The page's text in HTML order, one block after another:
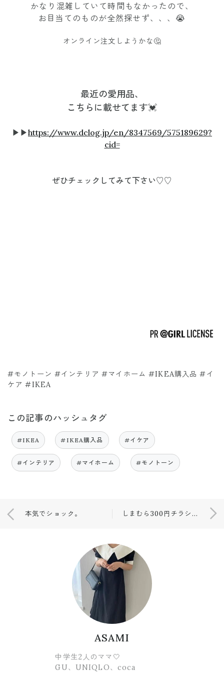
かなり混雑していて時間もなかったので、
お目当てのものが全然探せず、、、😭
オンライン注文しようかな🤔
最近の愛用品、
こちらに載せてます💓
▶︎▶︎https://www.dclog.jp/en/8347569/575189629?
cid=
ぜひチェックしてみて下さい♡♡
#モノトーン #インテリア #マイホーム #IKEA購入品 #イ
ケア #IKEA
この記事のハッシュタグ
#IKEA #IKEA購入品 #イケア
#インテリア #マイホーム #モノトーン
本気でショック。 しまむら300円チラシ掲載商品♡
ASAMI
中学生2人のママ🤍
GU、UNIQLO、coca